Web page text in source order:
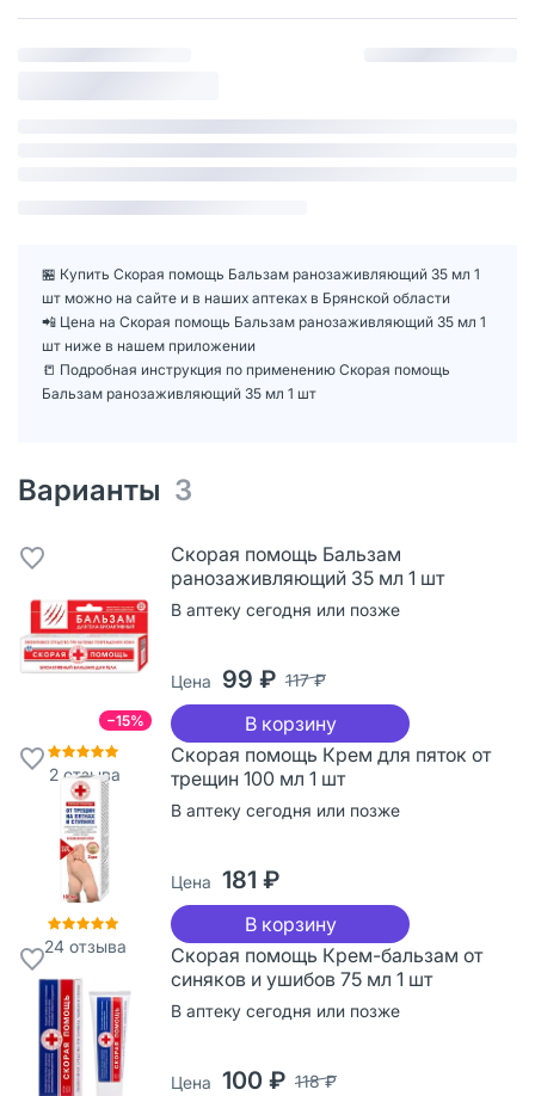
🏪 Купить Скорая помощь Бальзам ранозаживляющий 35 мл 1
шт можно на сайте и в наших аптеках в Брянской области
📲 Цена на Скорая помощь Бальзам ранозаживляющий 35 мл 1
шт ниже в нашем приложении
📒 Подробная инструкция по применению Скорая помощь
Бальзам ранозаживляющий 35 мл 1 шт
Варианты 3
−15%
2 отзыва
Скорая помощь Бальзам
ранозаживляющий 35 мл 1 шт
В аптеку сегодня или позже
Цена 99 ₽ 117 ₽
В корзину
24отзыва
Скорая помощь Крем для пяток от
трещин 100 мл 1 шт
В аптеку сегодня или позже
Цена 181 ₽
В корзину
Скорая помощь Крем-бальзам от
синяков и ушибов 75 мл 1 шт
В аптеку сегодня или позже
Цена 100 ₽ 118 ₽